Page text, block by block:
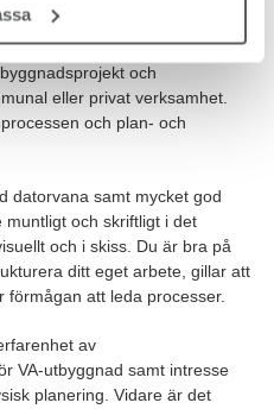
ingenjör eller
Vi ser gärna att du har
och
eller privat verksamhet.
och plan- och
datorvana samt mycket god
och skriftligt i det
och i skiss. Du är bra på
ditt eget arbete, gillar att
att leda processer.
av
VA-utbyggnad samt intresse
planering. Vidare är det